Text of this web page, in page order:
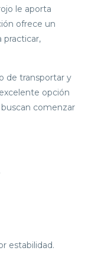
le aporta
ofrece un
practicar,
de transportar y
opción
comenzar
estabilidad.